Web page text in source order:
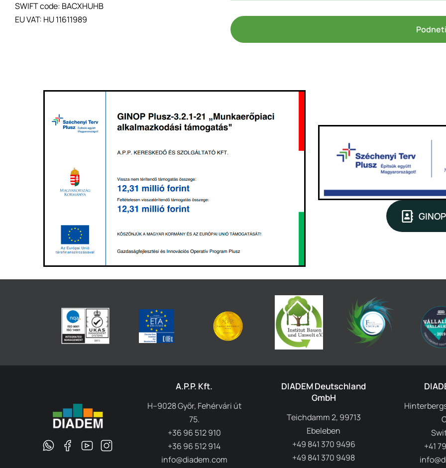
SWIFT code: BACXHUHB
EU VAT: HU 11611989
Podneti
A.P.P. Kft.
H–9028 Győr, Fehérvári út
75.
+36 96 512 910
+36 96 512 914
info@diadem.com
DIADEM Deutschland
GmbH
Teichdamm 2, 99713
Ebeleben
+49 841 370 9496
+49 841 370 9498
+41